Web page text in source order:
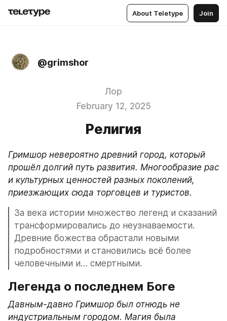
About Teletype Join
@grimshor
Лор
February 12, 2025
Религия
Гримшор невероятно древний город, который
прошёл долгий путь развития. Многообразие рас
и культурных ценностей разных поколений,
приезжающих сюда торговцев и туристов.
За века истории множество легенд и сказаний
трансформировались до неузнаваемости.
Древние божества обрастали новыми
подробностями и становились всё более
человечными и… смертными.
Легенда о последнем Боге
Давным-давно Гримшор был отнюдь не
индустриальным городом. Магия была